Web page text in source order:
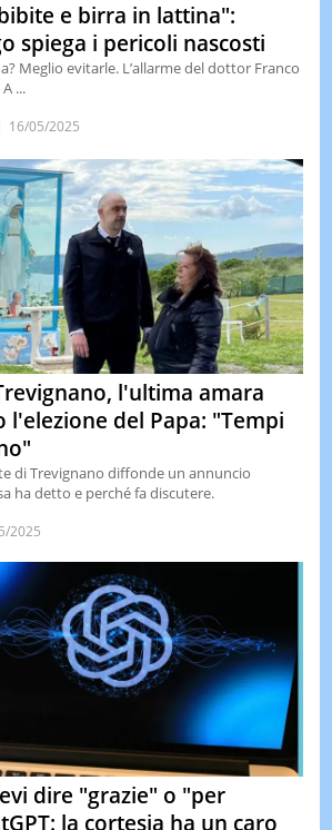
e birra in lattina":
spiega i pericoli nascosti
Meglio evitarle. L’allarme del dottor Franco
...
16/05/2025
l'ultima amara
l'elezione del Papa: "Tempi
di Trevignano diffonde un annuncio
ha detto e perché fa discutere.
2025
dire "grazie" o "per
la cortesia ha un caro